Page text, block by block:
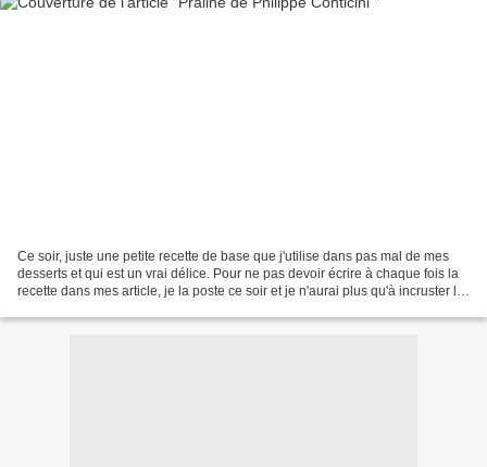
Ce soir, juste une petite recette de base que j'utilise dans pas mal de mes
desserts et qui est un vrai délice. Pour ne pas devoir écrire à chaque fois la
recette dans mes article, je la poste ce soir et je n'aurai plus qu'à incruster le